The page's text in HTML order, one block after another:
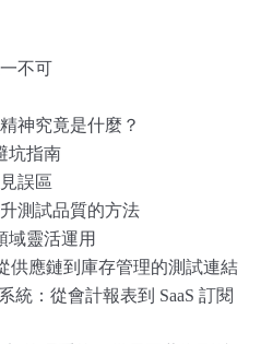
不可
神究竟是什麼？
坑指南
誤區
測試品質的方法
域靈活運用
應鏈到庫存管理的測試連結
：從會計報表到 SaaS 訂閱